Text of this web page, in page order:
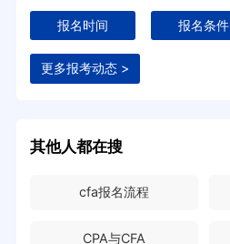
报名时间 报名条件
更多报考动态 >
其他人都在搜
cfa报名流程
CPA与CFA